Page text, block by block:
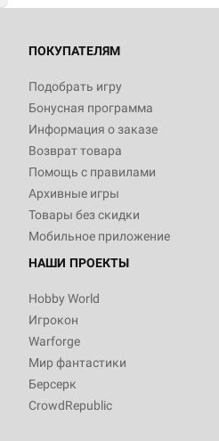
ПОКУПАТЕЛЯМ
Подобрать игру
Бонусная программа
Информация о заказе
Возврат товара
Помощь с правилами
Архивные игры
Товары без скидки
Мобильное приложение
НАШИ ПРОЕКТЫ
Hobby World
Игрокон
Warforge
Мир фантастики
Берсерк
CrowdRepublic